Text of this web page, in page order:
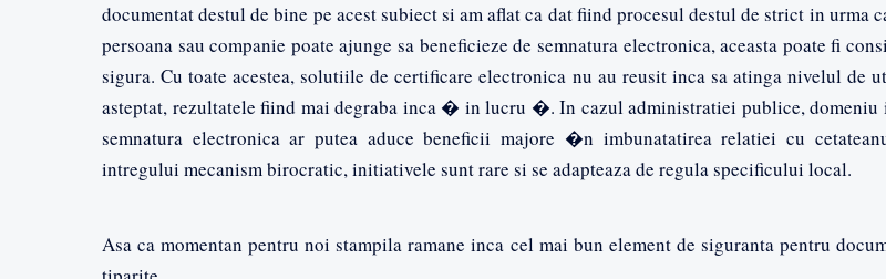
documentat destul de bine pe acest subiect si am aflat ca dat fiind procesul destul de strict in urma
persoana sau companie poate ajunge sa beneficieze de semnatura electronica, aceasta poate fi
sigura. Cu toate acestea, solutiile de certificare electronica nu au reusit inca sa atinga nivelul de
asteptat, rezultatele fiind mai degraba inca � in lucru �. In cazul administratiei publice, domeniu
semnatura electronica ar putea aduce beneficii majore �n imbunatatirea relatiei cu
intregului mecanism birocratic, initiativele sunt rare si se adapteaza de regula specificului local.
Asa ca momentan pentru noi stampila ramane inca cel mai bun element de siguranta pentru